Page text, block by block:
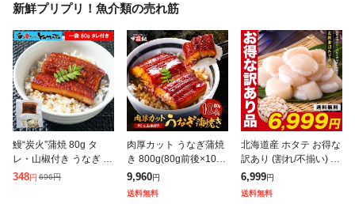
新鮮プリプリ！魚介類の売れ筋
鰻“炭火”蒲焼 80g タ
レ・山椒付き うなぎ ウ
ナギ 丼 丑の日 ひつま
348円 696円
肉厚カット うなぎ蒲焼
き 800g(80g前後×10
袋) カット うなぎ ウナ
ギ 鰻 きざみ タレ 山椒
付き 丑の日 お中元 夏
9,960円
送料無料
北海道産 ホタテ お得な
訳あり (割れ/不揃い) 生
ほたて貝柱 どっさり1k
g 帆立 ホタテ ほたて 刺
6,999円
送料無料